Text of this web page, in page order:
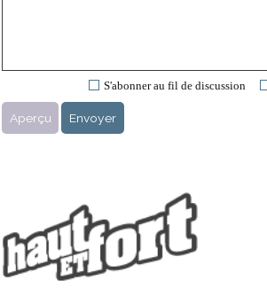
S'abonner au fil de discussion